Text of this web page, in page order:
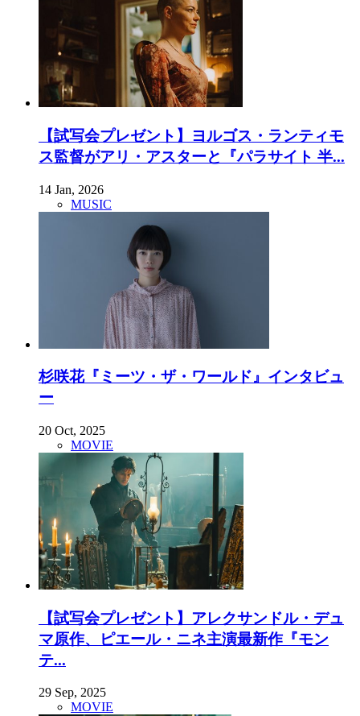
【試写会プレゼント】ヨルゴス・ランティモ
ス監督がアリ・アスターと『パラサイト 半...
14 Jan, 2026
MUSIC
杉咲花『ミーツ・ザ・ワールド』インタビュ
ー
20 Oct, 2025
MOVIE
【試写会プレゼント】アレクサンドル・デュ
マ原作、ピエール・ニネ主演最新作『モン
テ...
29 Sep, 2025
MOVIE